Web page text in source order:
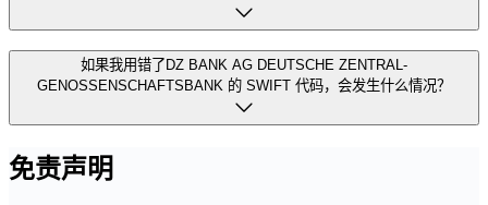
如果我用错了DZ BANK AG DEUTSCHE ZENTRAL-
GENOSSENSCHAFTSBANK 的 SWIFT 代码，会发生什么情况？
免责声明